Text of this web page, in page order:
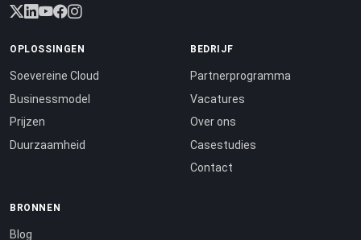
OPLOSSINGEN
Soevereine Cloud
Businessmodel
Prijzen
Duurzaamheid
BEDRIJF
Partnerprogramma
Vacatures
Over ons
Casestudies
Contact
BRONNEN
Blog